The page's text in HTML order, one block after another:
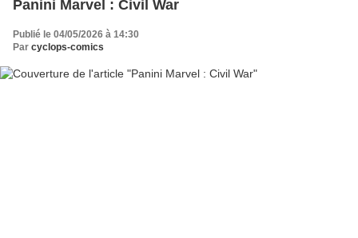
Panini Marvel : Civil War
Publié le 04/05/2026 à 14:30
Par cyclops-comics